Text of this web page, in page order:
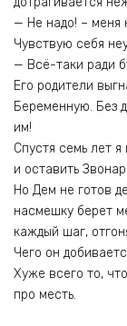
— Не надо! – меня
Чувствую себя
— Всё-таки ради
Его родители
Беременную. Без
им!
Спустя семь лет я
и оставить
Но Дем не готов
насмешку берет
каждый шаг,
Чего он
Хуже всего то,
про месть.